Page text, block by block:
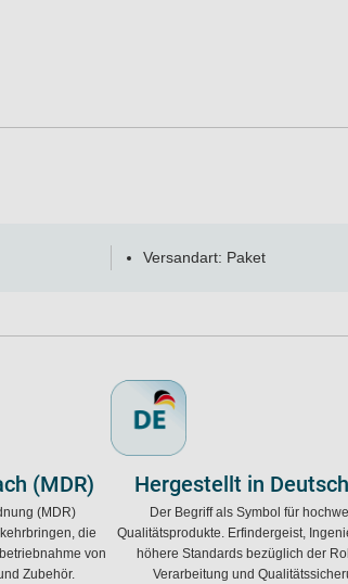
Versandart: Paket
(MDR)
(MDR)
die
von
Zubehör.
Hergestellt in
Der Begriff als Symbol für
Qualitätsprodukte. Erfindergeist,
höhere Standards bezüglich der
Verarbeitung und